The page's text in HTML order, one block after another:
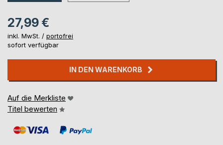
27,99 €
inkl. MwSt. / portofrei
sofort verfügbar
IN DEN WARENKORB
Auf die Merkliste
Titel bewerten